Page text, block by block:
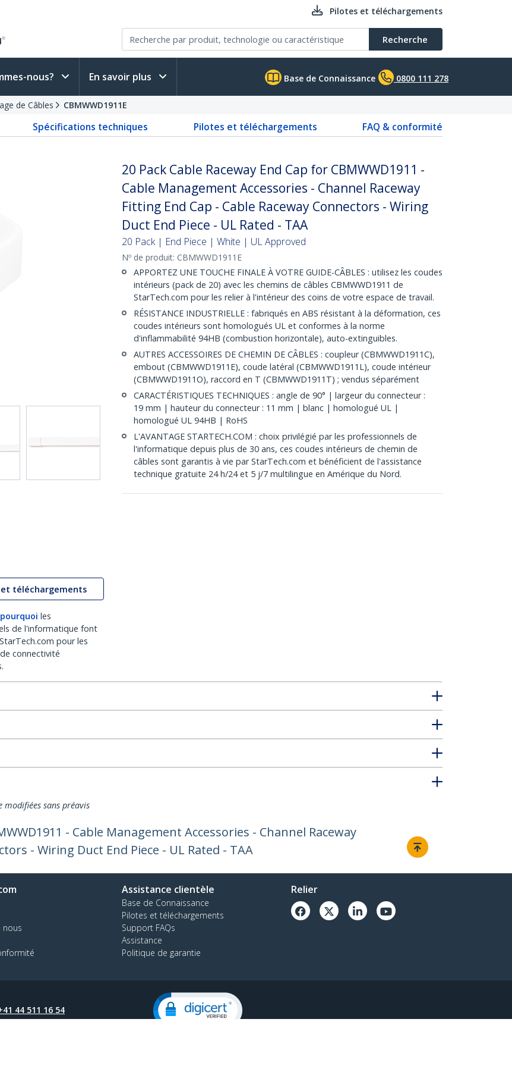
Pilotes et téléchargements
Recherche
nous? En savoir plus Base de Connaissance 0800 111 278
de Câbles CBMWWD1911E
Spécifications techniques Pilotes et téléchargements
FAQ & conformité
et téléchargements
les
de l'informatique font
pour les
connectivité
20 Pack Cable Raceway End Cap for CBMWWD1911 -
Cable Management Accessories - Channel Raceway
Fitting End Cap - Cable Raceway Connectors - Wiring
Duct End Piece - UL Rated - TAA
20 Pack | End Piece | White | UL Approved
Nº de produit: CBMWWD1911E
APPORTEZ UNE TOUCHE FINALE À VOTRE GUIDE-CÂBLES : utilisez les coudes
intérieurs (pack de 20) avec les chemins de câbles CBMWWD1911 de
StarTech.com pour les relier à l'intérieur des coins de votre espace de travail.
RÉSISTANCE INDUSTRIELLE : fabriqués en ABS résistant à la déformation, ces
coudes intérieurs sont homologués UL et conformes à la norme
d'inflammabilité 94HB (combustion horizontale), auto-extinguibles.
AUTRES ACCESSOIRES DE CHEMIN DE CÂBLES : coupleur (CBMWWD1911C),
embout (CBMWWD1911E), coude latéral (CBMWWD1911L), coude intérieur
(CBMWWD1911O), raccord en T (CBMWWD1911T) ; vendus séparément
CARACTÉRISTIQUES TECHNIQUES : angle de 90° | largeur du connecteur :
19 mm | hauteur du connecteur : 11 mm | blanc | homologué UL |
homologué UL 94HB | RoHS
L'AVANTAGE STARTECH.COM : choix privilégié par les professionnels de
l'informatique depuis plus de 30 ans, ces coudes intérieurs de chemin de
câbles sont garantis à vie par StarTech.com et bénéficient de l'assistance
technique gratuite 24 h/24 et 5 j/7 multilingue en Amérique du Nord.
modifiées sans préavis
- Cable Management Accessories - Channel Raceway
- Wiring Duct End Piece - UL Rated - TAA
nous
Assistance clientèle
Base de Connaissance
Pilotes et téléchargements
Support FAQs
Assistance
Politique de garantie
Relier
44 511 16 54
0800 111 278